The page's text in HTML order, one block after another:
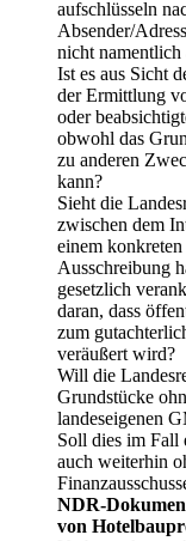
aufschlüsseln
Absender/
nicht namentlich
Ist es aus Sicht
der Ermittlung
oder
obwohl das
zu anderen
kann?
Sieht die
zwischen dem
einem
Ausschreibung
gesetzlich
daran, dass
zum
veräußert wird?
Will die
Grundstücke
landeseigenen
Soll dies im Fall
auch weiterhin
NDR-
von